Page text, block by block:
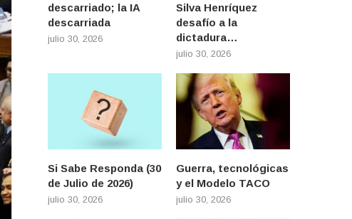
descarriado; la IA
descarriada
julio 30, 2026
Silva Henríquez
desafío a la
dictadura…
julio 30, 2026
Si Sabe Responda (30
de Julio de 2026)
julio 30, 2026
Guerra, tecnológicas
y el Modelo TACO
julio 30, 2026